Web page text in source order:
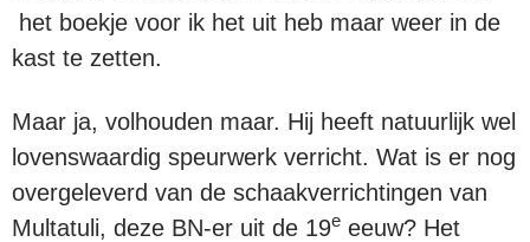
het boekje voor ik het uit heb maar weer in de
kast te zetten.
Maar ja, volhouden maar. Hij heeft natuurlijk wel
lovenswaardig speurwerk verricht. Wat is er nog
overgeleverd van de schaakverrichtingen van
Multatuli, deze BN-er uit de 19e eeuw? Het